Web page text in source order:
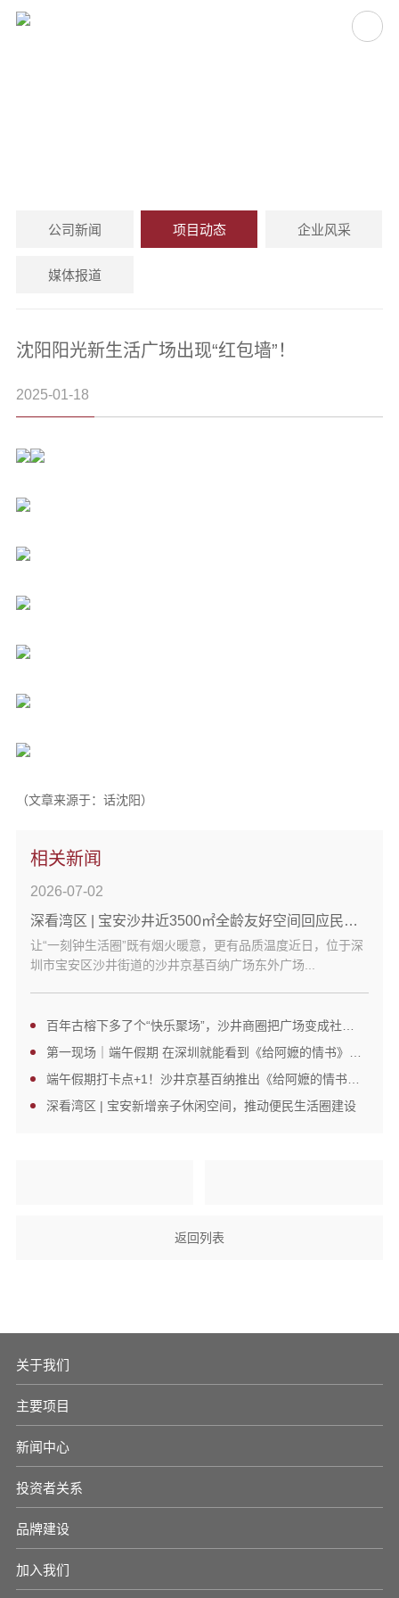
公司新闻 项目动态 企业风采
媒体报道
沈阳阳光新生活广场出现“红包墙”！
2025-01-18
（文章来源于：话沈阳）
相关新闻
2026-07-02
深看湾区 | 宝安沙井近3500㎡全龄友好空间回应民生刚需
让“一刻钟生活圈”既有烟火暖意，更有品质温度近日，位于深
圳市宝安区沙井街道的沙井京基百纳广场东外广场...
深看湾区 | 宝安新增亲子休闲空间，推动便民生活圈建设
返回列表
关于我们
主要项目
新闻中心
投资者关系
品牌建设
加入我们